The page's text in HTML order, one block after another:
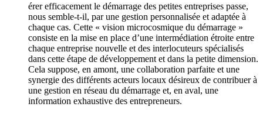
érer efficacement le démarrage des petites entreprises passe,
nous semble-t-il, par une gestion personnalisée et adaptée à
chaque cas. Cette « vision microcosmique du démarrage »
consiste en la mise en place d’une intermédiation étroite entre
chaque entreprise nouvelle et des interlocuteurs spécialisés
dans cette étape de développement et dans la petite dimension.
Cela suppose, en amont, une collaboration parfaite et une
synergie des différents acteurs locaux désireux de contribuer à
une gestion en réseau du démarrage et, en aval, une
information exhaustive des entrepreneurs.